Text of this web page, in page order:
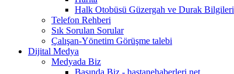
Halk Otobüsü Güzergah ve Durak Bilgileri
Telefon Rehberi
Sık Sorulan Sorular
Çalışan-Yönetim Görüşme talebi
Dijital Medya
Medyada Biz
Basında Biz - hastanehaberleri.net